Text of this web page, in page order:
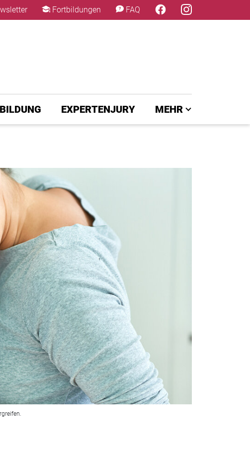
Fortbildungen FAQ
EXPERTENJURY MEHR
×